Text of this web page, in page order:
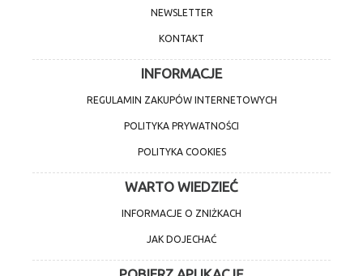
NEWSLETTER
KONTAKT
INFORMACJE
REGULAMIN ZAKUPÓW INTERNETOWYCH
POLITYKA PRYWATNOŚCI
POLITYKA COOKIES
WARTO WIEDZIEĆ
INFORMACJE O ZNIŻKACH
JAK DOJECHAĆ